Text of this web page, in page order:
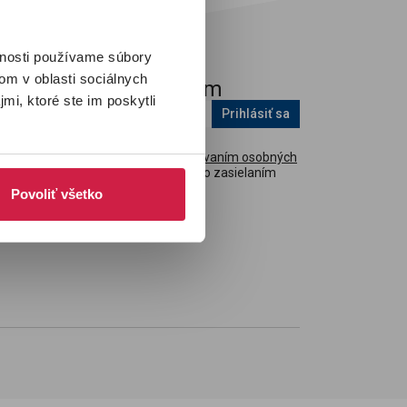
používame súbory
v oblasti sociálnych
ktoré ste im poskytli
Povoliť všetko
Pridaj sa k nám
Prihlásiť sa
Súhlasím sospracovaním osobných
údajovv súvislosti so zasielaním
.